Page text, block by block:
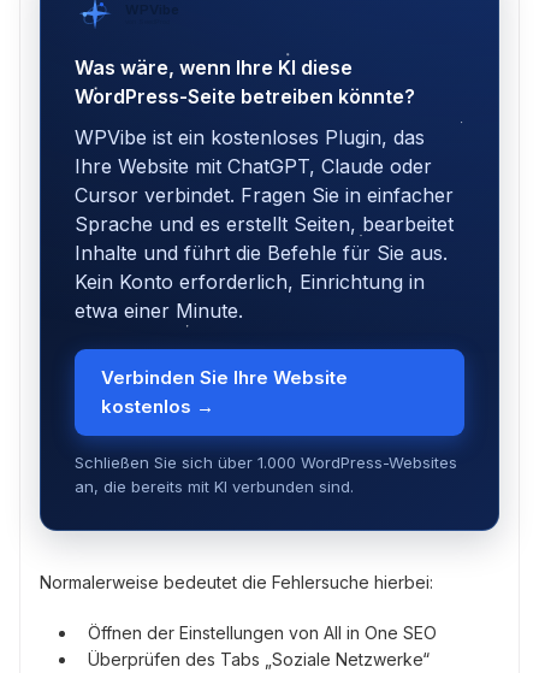
WPVibe
Was wäre, wenn Ihre KI diese
WordPress-Seite betreiben könnte?
WPVibe ist ein kostenloses Plugin, das
Ihre Website mit ChatGPT, Claude oder
Cursor verbindet. Fragen Sie in einfacher
Sprache und es erstellt Seiten, bearbeitet
Inhalte und führt die Befehle für Sie aus.
Kein Konto erforderlich, Einrichtung in
etwa einer Minute.
Verbinden Sie Ihre Website
kostenlos →
Schließen Sie sich über 1.000 WordPress-Websites
an, die bereits mit KI verbunden sind.
Normalerweise bedeutet die Fehlersuche hierbei:
Öffnen der Einstellungen von All in One SEO
Überprüfen des Tabs „Soziale Netzwerke“